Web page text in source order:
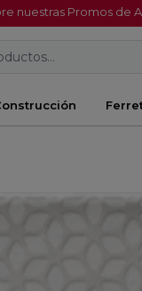
nuestras Promos de